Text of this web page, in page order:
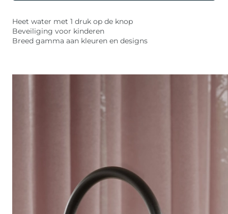
Heet water met 1 druk op de knop
Beveiliging voor kinderen
Breed gamma aan kleuren en designs